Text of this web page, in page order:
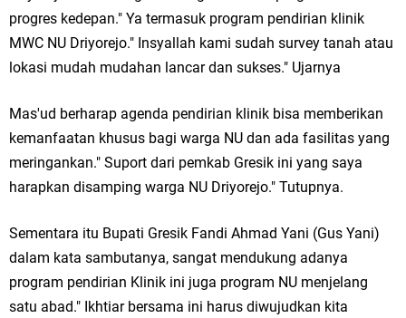
Reses Anggota DPRD Jabar M. Rizky di Desa Cibitung Wetan: Serap
Aspirasi Petani dan Warga
Jakarta
Pemdes Cibanteng Salurkan PMT: Cegah Stunting, Perkuat Gizi Balita
dan Ibu Hamil Narasi
Zakat Produktif Dorong Kemandirian UMKM, LAZISNU Kedamean Bantu
Karang Taruna Gresik Perkuat Ekonomi Lewat Pemanfaatan Gedung C
progres kedepan." Ya termasuk program pendirian klinik
MWC NU Driyorejo." Insyallah kami sudah survey tanah atau
lokasi mudah mudahan lancar dan sukses." Ujarnya
Mas'ud berharap agenda pendirian klinik bisa memberikan
kemanfaatan khusus bagi warga NU dan ada fasilitas yang
meringankan." Suport dari pemkab Gresik ini yang saya
harapkan disamping warga NU Driyorejo." Tutupnya.
Sementara itu Bupati Gresik Fandi Ahmad Yani (Gus Yani)
dalam kata sambutanya, sangat mendukung adanya
program pendirian Klinik ini juga program NU menjelang
satu abad." Ikhtiar bersama ini harus diwujudkan kita